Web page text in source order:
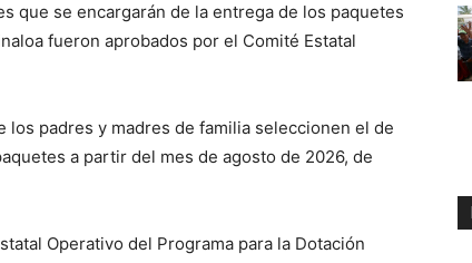
que se encargarán de la entrega de los paquetes
fueron aprobados por el Comité Estatal
los padres y madres de familia seleccionen el de
a partir del mes de agosto de 2026, de
Operativo del Programa para la Dotación